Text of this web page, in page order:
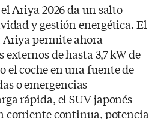
Ariya 2026 da un salto
y gestión energética. El
Ariya permite ahora
de hasta 3,7 kW de
coche en una fuente de
o emergencias
rápida, el SUV japonés
corriente continua, potencia